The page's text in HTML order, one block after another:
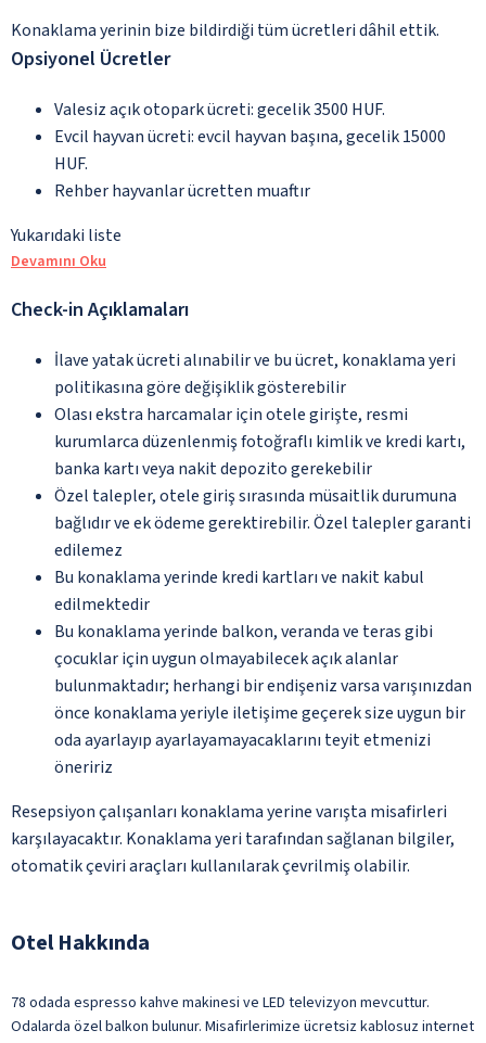
Konaklama yerinin bize bildirdiği tüm ücretleri dâhil ettik.
Opsiyonel Ücretler
Valesiz açık otopark ücreti: gecelik 3500 HUF.
Evcil hayvan ücreti: evcil hayvan başına, gecelik 15000
HUF.
Rehber hayvanlar ücretten muaftır
Yukarıdaki liste
Devamını Oku
Check-in Açıklamaları
İlave yatak ücreti alınabilir ve bu ücret, konaklama yeri
politikasına göre değişiklik gösterebilir
Olası ekstra harcamalar için otele girişte, resmi
kurumlarca düzenlenmiş fotoğraflı kimlik ve kredi kartı,
banka kartı veya nakit depozito gerekebilir
Özel talepler, otele giriş sırasında müsaitlik durumuna
bağlıdır ve ek ödeme gerektirebilir. Özel talepler garanti
edilemez
Bu konaklama yerinde kredi kartları ve nakit kabul
edilmektedir
Bu konaklama yerinde balkon, veranda ve teras gibi
çocuklar için uygun olmayabilecek açık alanlar
bulunmaktadır; herhangi bir endişeniz varsa varışınızdan
önce konaklama yeriyle iletişime geçerek size uygun bir
oda ayarlayıp ayarlayamayacaklarını teyit etmenizi
öneririz
Resepsiyon çalışanları konaklama yerine varışta misafirleri
karşılayacaktır. Konaklama yeri tarafından sağlanan bilgiler,
otomatik çeviri araçları kullanılarak çevrilmiş olabilir.
Otel Hakkında
78 odada espresso kahve makinesi ve LED televizyon mevcuttur.
Odalarda özel balkon bulunur. Misafirlerimize ücretsiz kablosuz internet